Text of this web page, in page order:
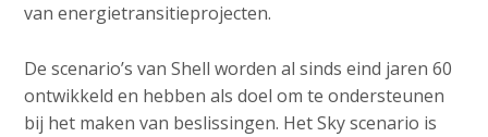
van energietransitieprojecten.
De scenario’s van Shell worden al sinds eind jaren 60
ontwikkeld en hebben als doel om te ondersteunen
bij het maken van beslissingen. Het Sky scenario is